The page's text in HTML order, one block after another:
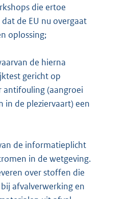
die ertoe
de EU nu overgaat
oplossing;
de hierna
gericht op
(aangroei
in de pleziervaart) een
de informatieplicht
in de wetgeving.
over stoffen die
afvalverwerking en